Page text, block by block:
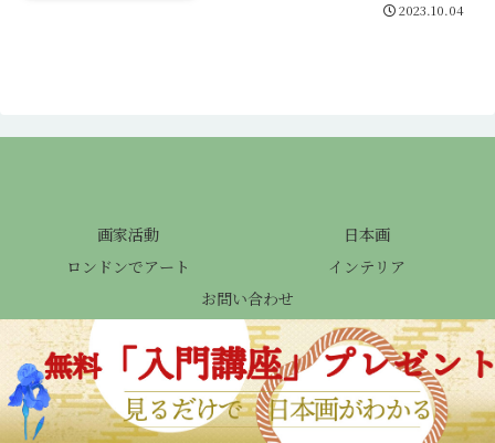
2023.10.04
画家活動
日本画
ロンドンでアート
インテリア
お問い合わせ
© 2023 .
メニュー ホーム 検索 トップ サイドバー